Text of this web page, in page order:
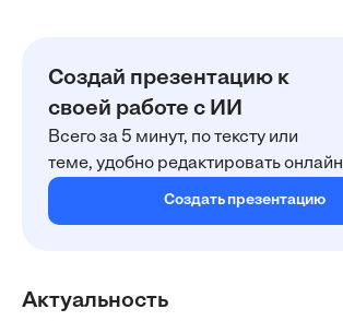
Создай презентацию к
своей работе с ИИ
Всего за 5 минут, по тексту или
теме, удобно редактировать онлайн
Создать презентацию
Актуальность